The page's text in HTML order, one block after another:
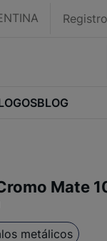
Registro
BLOG
Mate
metálicos